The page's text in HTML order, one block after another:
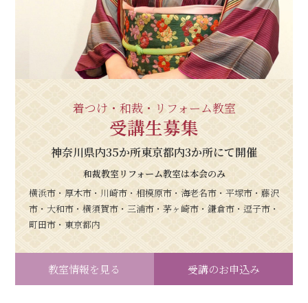
着つけ・和裁・リフォーム教室
受講生募集
神奈川県内35か所東京都内3か所にて開催
和裁教室リフォーム教室は本会のみ
横浜市・厚木市・川崎市・相模原市・海老名市・平塚市・藤沢
市・大和市・横須賀市・三浦市・茅ヶ崎市・鎌倉市・逗子市・
町田市・東京都内
教室情報を見る 受講のお申込み